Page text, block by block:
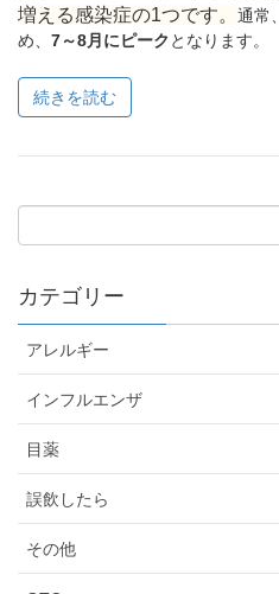
増える感染症の1つです。 通常、
め、 7～8月にピーク となります。
続きを読む
カテゴリー
アレルギー
インフルエンザ
目薬
誤飲したら
その他